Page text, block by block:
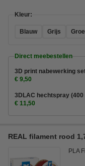
Kleur:
Blauw Grijs
Direct meebestellen
3D print nabewerking
€ 9,50
3DLAC hechtspray (400
€ 11,50
REAL filament rood
PLA